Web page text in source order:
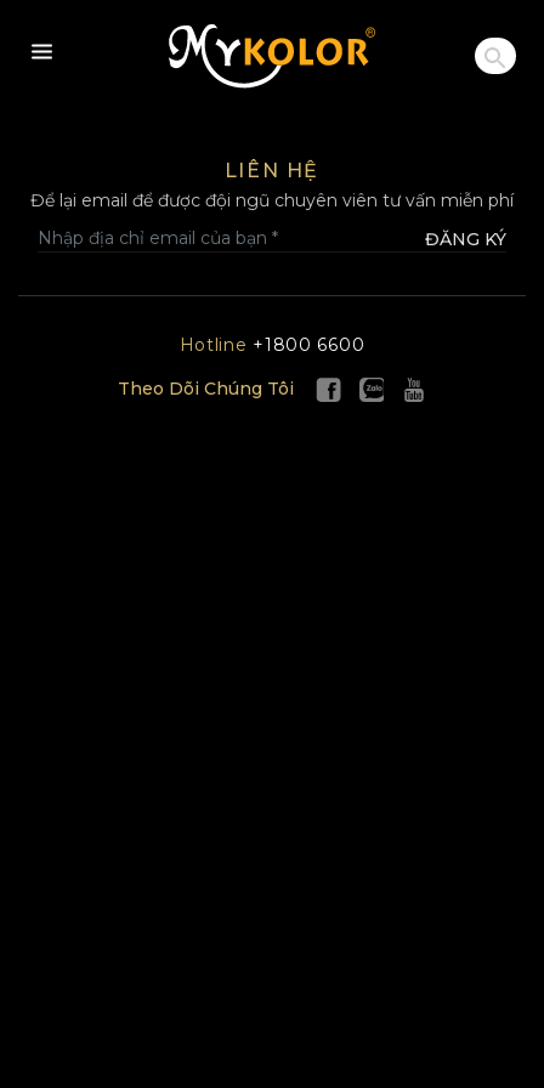
MYKOLOR
LIÊN HỆ
Để lại email để được đội ngũ chuyên viên tư vấn miễn phí
ĐĂNG KÝ
Hotline +1800 6600
Theo Dõi Chúng Tôi